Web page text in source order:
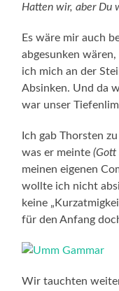
Hatten wir, aber Du
Es wäre mir auch
abgesunken
ich mich an der
Absinken. Und da
war unser
Ich gab Thorsten
was er meinte(Gott
meinen eigenen
wollte ich nicht
keine
für den Anfang
Wir tauchten